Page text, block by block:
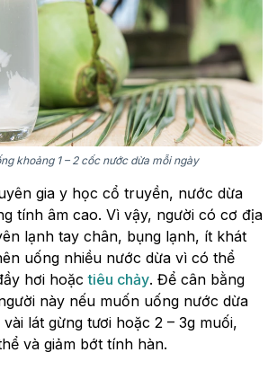
khoảng 1 – 2 cốc nước dừa mỗi ngày
gia y học cổ truyền, nước dừa
tính âm cao. Vì vậy, người có cơ địa
lạnh tay chân, bụng lạnh, ít khát
uống nhiều nước dừa vì có thể
hơi hoặctiêu chảy. Để cân bằng
này nếu muốn uống nước dừa
lát gừng tươi hoặc 2 – 3g muối,
và giảm bớt tính hàn.